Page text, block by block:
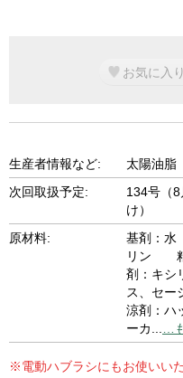
お気に入り
生産者情報など:
太陽油脂
次回取扱予定:
134号（
け）
原材料:
基剤：
リン 粘
剤：キシ
ス、セ
涼剤：
ーカ
…
※電動ハブラシにもお使いい